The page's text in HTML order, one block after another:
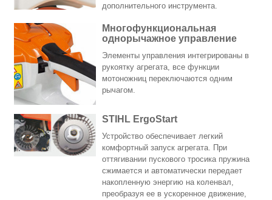
дополнительного инструмента.
Многофункциональная
однорычажное управление
Элементы управления интегрированы в
рукоятку агрегата, все функции
мотоножниц переключаются одним
рычагом.
STIHL ErgoStart
Устройство обеспечивает легкий
комфортный запуск агрегата. При
оттягивании пускового тросика пружина
сжимается и автоматически передает
накопленную энергию на коленвал,
преобразуя ее в ускоренное движение,